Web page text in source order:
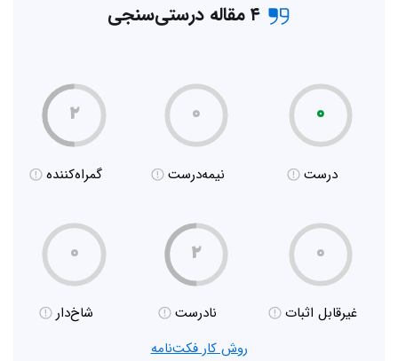
۴ مقاله درستی‌سنجی
۰
درست
۰
نیمه‌درست
۲
گمراه‌کننده
۰
غیر‌قابل اثبات
۲
نادرست
۰
شاخ‌دار
روش کار فکت‌نامه